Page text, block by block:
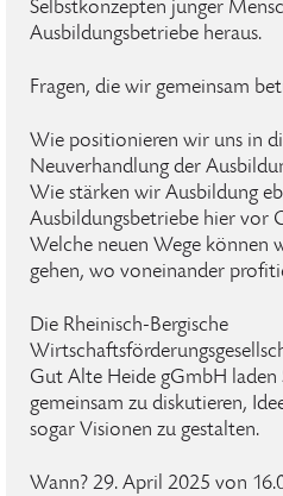
Selbstkonzepten junger
Ausbildungsbetriebe heraus.
Fragen, die wir gemeinsam
Wie positionieren wir uns in
Neuverhandlung der
Wie stärken wir Ausbildung
Ausbildungsbetriebe hier vor
Welche neuen Wege können
gehen, wo voneinander
Die Rheinisch-Bergische
Gut Alte Heide gGmbH laden
gemeinsam zu diskutieren,
sogar Visionen zu gestalten.
Wann? 29. April 2025 von